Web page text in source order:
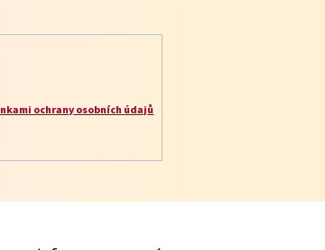
ochrany osobních údajů